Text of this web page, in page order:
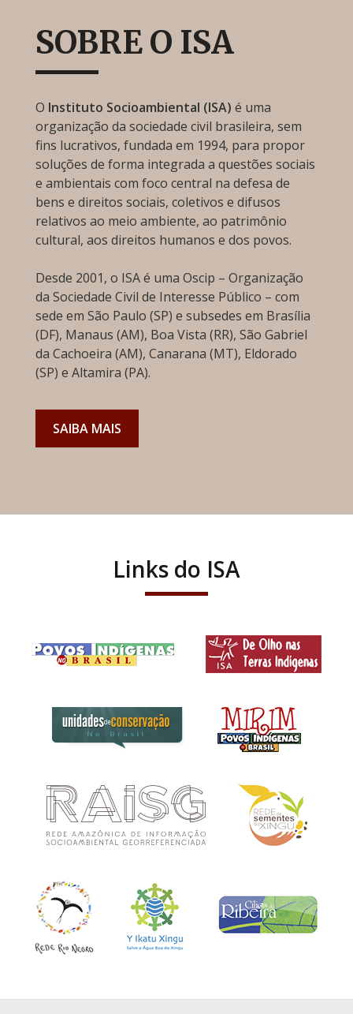
SOBRE O ISA
O Instituto Socioambiental (ISA) é uma
organização da sociedade civil brasileira, sem
fins lucrativos, fundada em 1994, para propor
soluções de forma integrada a questões sociais
e ambientais com foco central na defesa de
bens e direitos sociais, coletivos e difusos
relativos ao meio ambiente, ao patrimônio
cultural, aos direitos humanos e dos povos.
Desde 2001, o ISA é uma Oscip – Organização
da Sociedade Civil de Interesse Público – com
sede em São Paulo (SP) e subsedes em Brasília
(DF), Manaus (AM), Boa Vista (RR), São Gabriel
da Cachoeira (AM), Canarana (MT), Eldorado
(SP) e Altamira (PA).
SAIBA MAIS
Links do ISA